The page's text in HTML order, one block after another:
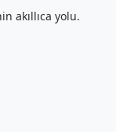
akıllıca yolu.